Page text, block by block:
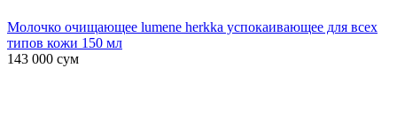
Молочко очищающее lumene herkka успокаивающее для всех
типов кожи 150 мл
143 000 сум